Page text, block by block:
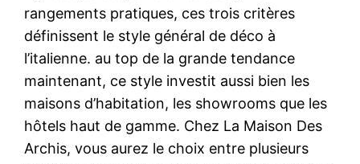
rangements pratiques, ces trois critères
définissent le style général de déco à
l’italienne. au top de la grande tendance
maintenant, ce style investit aussi bien les
maisons d’habitation, les showrooms que les
hôtels haut de gamme. Chez La Maison Des
Archis, vous aurez le choix entre plusieurs